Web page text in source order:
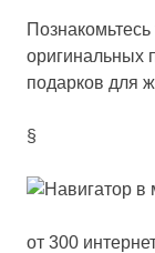
оригинальных
подарков для
§
от 300